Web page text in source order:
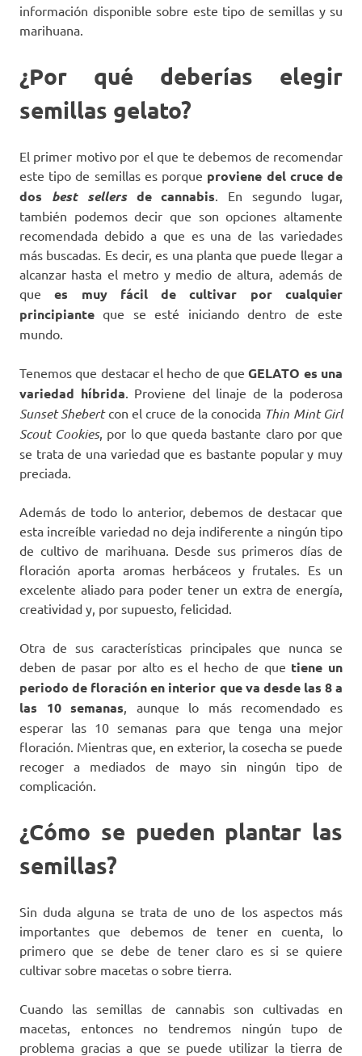
información disponible sobre este tipo de semillas y su
marihuana.
¿Por qué deberías elegir
semillas gelato?
El primer motivo por el que te debemos de recomendar
este tipo de semillas es porque proviene del cruce de
dos best sellers de cannabis . En segundo lugar,
también podemos decir que son opciones altamente
recomendada debido a que es una de las variedades
más buscadas. Es decir, es una planta que puede llegar a
alcanzar hasta el metro y medio de altura, además de
quees muy fácil de cultivar por cualquier
principianteque se esté iniciando dentro de este
mundo.
Tenemos que destacar el hecho de queGELATO es una
variedad híbrida . Proviene del linaje de la poderosa
Sunset Shebertcon el cruce de la conocida Thin Mint Girl
Scout Cookies, por lo que queda bastante claro por que
se trata de una variedad que es bastante popular y muy
preciada.
Además de todo lo anterior, debemos de destacar que
esta increíble variedad no deja indiferente a ningún tipo
de cultivo de marihuana. Desde sus primeros días de
floración aporta aromas herbáceos y frutales. Es un
excelente aliado para poder tener un extra de energía,
creatividad y, por supuesto, felicidad.
Otra de sus características principales que nunca se
deben de pasar por alto es el hecho de que tiene un
periodo de floración en interior que va desde las 8 a
las 10 semanas , aunque lo más recomendado es
esperar las 10 semanas para que tenga una mejor
floración. Mientras que, en exterior, la cosecha se puede
recoger a mediados de mayo sin ningún tipo de
complicación.
¿Cómo se pueden plantar las
semillas?
Sin duda alguna se trata de uno de los aspectos más
importantes que debemos de tener en cuenta, lo
primero que se debe de tener claro es si se quiere
cultivar sobre macetas o sobre tierra.
Cuando las semillas de cannabis son cultivadas en
macetas, entonces no tendremos ningún tupo de
problema gracias a que se puede utilizar la tierra de